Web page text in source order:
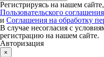
Регистрируясь на нашем
Пользовательского соглашения
и Соглашения на обработку
В случае несогласия с
регистрацию на нашем сайте.
Авторизация
×